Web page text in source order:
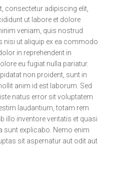
consectetur adipiscing elit,
ut labore et dolore
veniam, quis nostrud
nisi ut aliquip ex ea commodo
in reprehenderit in
eu fugiat nulla pariatur.
non proident, sunt in
anim id est laborum. Sed
natus error sit voluptatem
laudantium, totam rem
illo inventore veritatis et quasi
sunt explicabo. Nemo enim
sit aspernatur aut odit aut